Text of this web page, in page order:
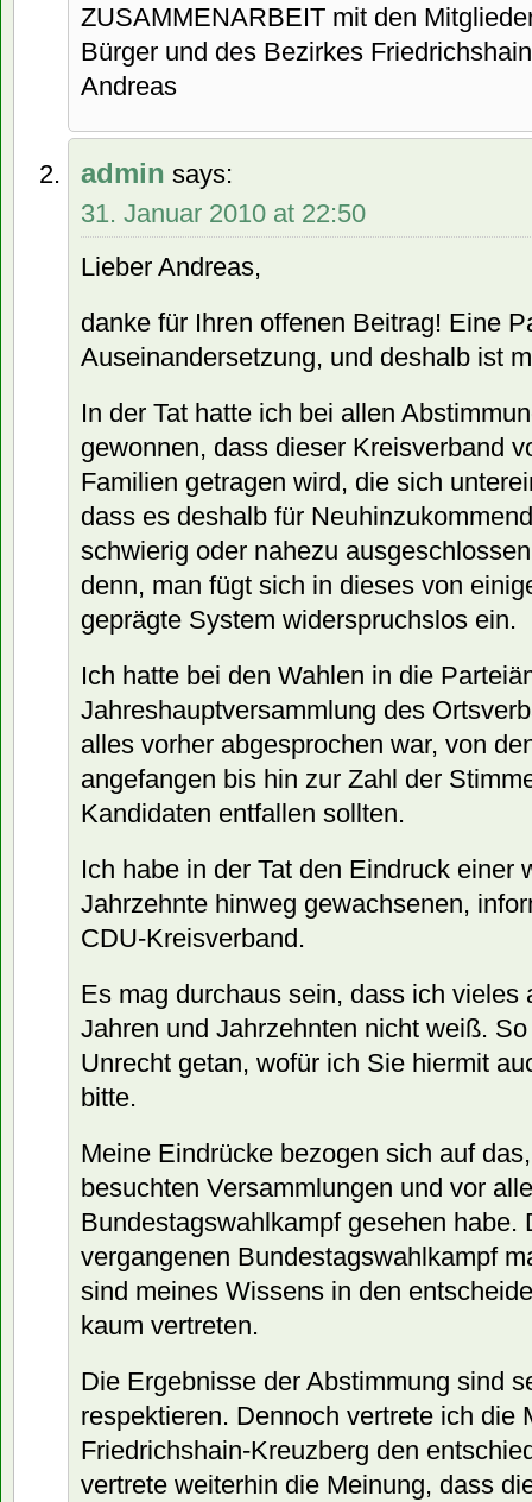
ZUSAMMENARBEIT mit den
Bürger und des Bezirkes
Andreas
admin says:
31. Januar 2010 at 22:50
Lieber Andreas,
danke für Ihren offenen Beitrag! Eine
Auseinandersetzung, und deshalb ist
In der Tat hatte ich bei allen
gewonnen, dass dieser Kreisverband
Familien getragen wird, die sich
dass es deshalb für
schwierig oder nahezu
denn, man fügt sich in dieses von
geprägte System widerspruchslos ein.
Ich hatte bei den Wahlen in die
Jahreshauptversammlung des
alles vorher abgesprochen war, von
angefangen bis hin zur Zahl der
Kandidaten entfallen sollten.
Ich habe in der Tat den Eindruck einer
Jahrzehnte hinweg gewachsenen,
CDU-Kreisverband.
Es mag durchaus sein, dass ich vieles
Jahren und Jahrzehnten nicht weiß.
Unrecht getan, wofür ich Sie hiermit
bitte.
Meine Eindrücke bezogen sich auf
besuchten Versammlungen und vor
Bundestagswahlkampf gesehen habe.
vergangenen Bundestagswahlkampf
sind meines Wissens in den
kaum vertreten.
Die Ergebnisse der Abstimmung sind
respektieren. Dennoch vertrete ich die
Friedrichshain-Kreuzberg den
vertrete weiterhin die Meinung, dass